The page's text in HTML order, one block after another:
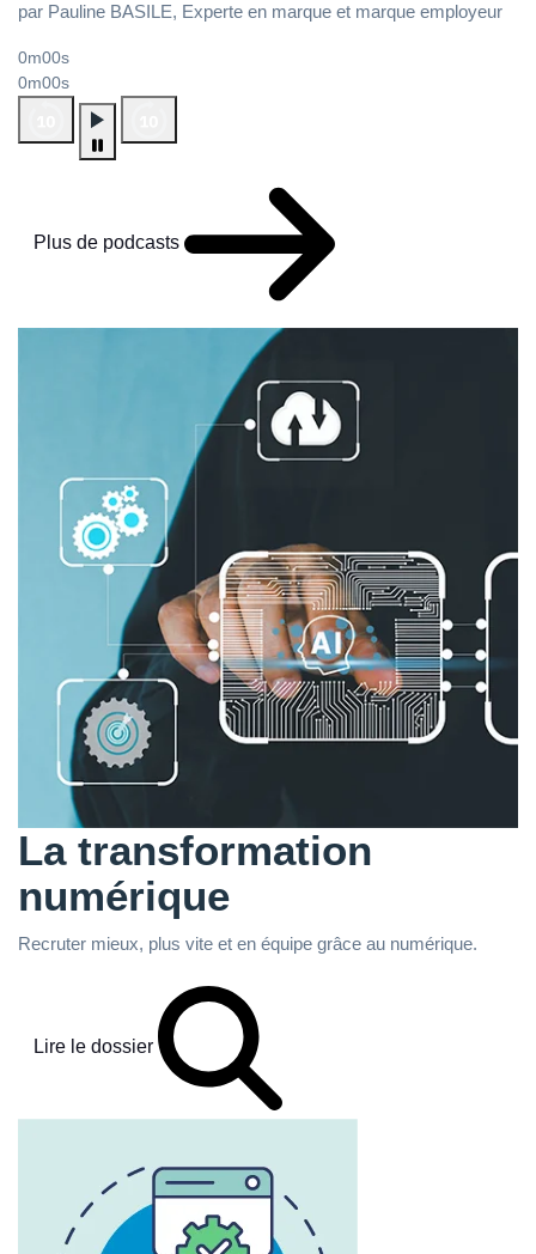
par Pauline BASILE, Experte en marque et marque employeur
0m00s
0m00s
Plus de podcasts
La transformation
numérique
Recruter mieux, plus vite et en équipe grâce au numérique.
Lire le dossier